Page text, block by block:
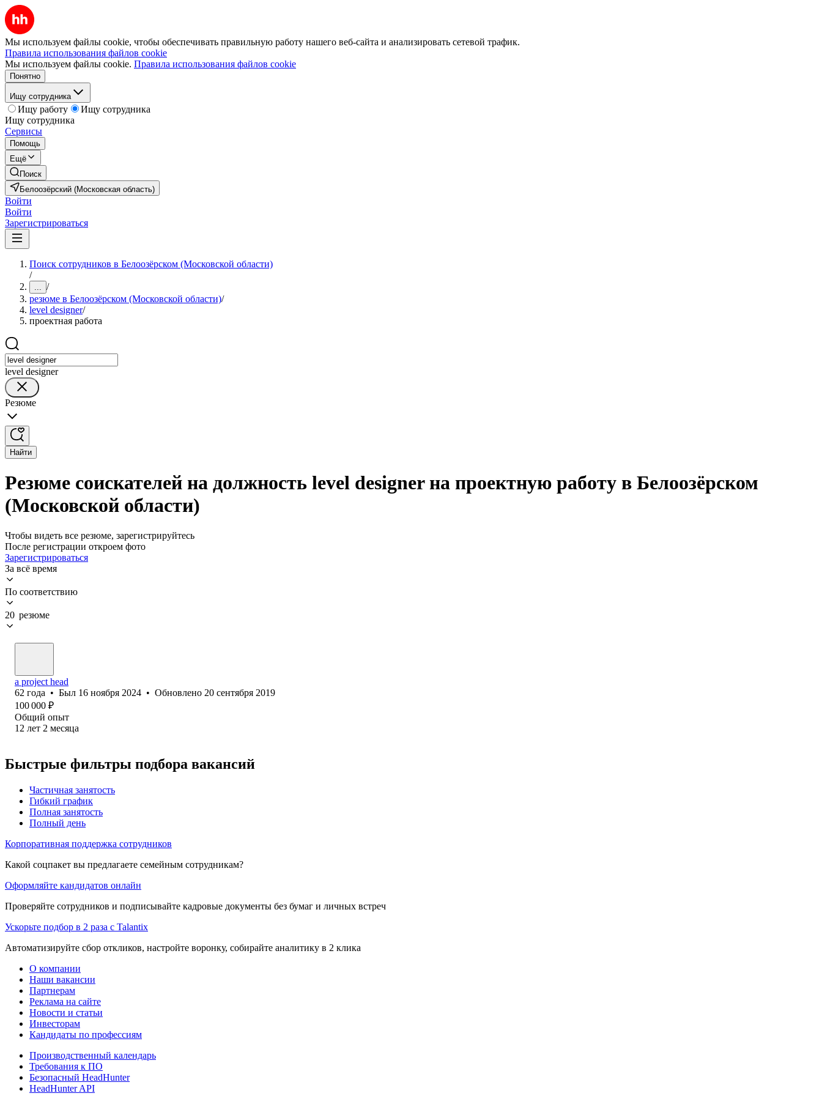
Мы используем файлы cookie, чтобы обеспечивать правильную работу нашего веб-сайта и анализировать сетевой трафик.
Правила использования файлов cookie
Мы используем файлы cookie. Правила использования файлов cookie
Понятно
Ищу сотрудника
Ищу работу
Ищу сотрудника
Ищу сотрудника
Сервисы
Помощь
Ещё
Поиск
Белоозёрский (Московская область)
Войти
Войти
Зарегистрироваться
Поиск сотрудников в Белоозёрском (Московской области)
/
... /
резюме в Белоозёрском (Московской области)/
level designer/
проектная работа
level designer
Резюме
Найти
Резюме соискателей на должность level designer на проектную работу в Белоозёрском
(Московской области)
Чтобы видеть все резюме, зарегистрируйтесь
После регистрации откроем фото
Зарегистрироваться
За всё время
По соответствию
20 резюме
a project head
62 года • Был 16 ноября 2024 • Обновлено 20 сентября 2019
100 000 ₽
Общий опыт
12 лет 2 месяца
Быстрые фильтры подбора вакансий
Частичная занятость
Гибкий график
Полная занятость
Полный день
Корпоративная поддержка сотрудников
Какой соцпакет вы предлагаете семейным сотрудникам?
Оформляйте кандидатов онлайн
Проверяйте сотрудников и подписывайте кадровые документы без бумаг и личных встреч
Ускорьте подбор в 2 раза с Talantix
Автоматизируйте сбор откликов, настройте воронку, собирайте аналитику в 2 клика
О компании
Наши вакансии
Партнерам
Реклама на сайте
Новости и статьи
Инвесторам
Кандидаты по профессиям
Производственный календарь
Требования к ПО
Безопасный HeadHunter
HeadHunter API